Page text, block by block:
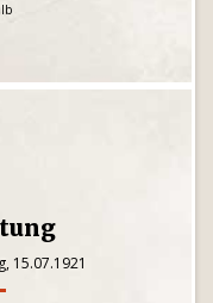
15.07.1921